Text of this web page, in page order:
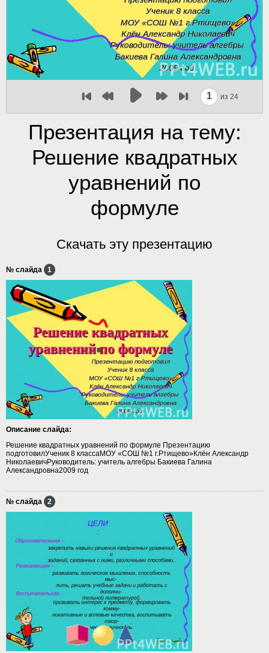
1 из 24
Презентация на тему:
Решение квадратных
уравнений по
формуле
Скачать эту презентацию
№ слайда 1
Описание слайда:
Решение квадратных уравнений по формуле Презентацию
подготовилУченик 8 классаМОУ «СОШ №1 г.Ртищево»Клён Александр
НиколаевичРуководитель: учитель алгебры Бакиева Галина
Александровна2009 год
№ слайда 2